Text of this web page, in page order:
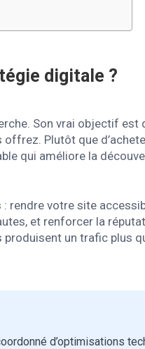
digitale ?
Son vrai objectif
Plutôt que
qui améliore la
rendre votre site
et renforcer la
produisent un trafic plus
d’optimisations